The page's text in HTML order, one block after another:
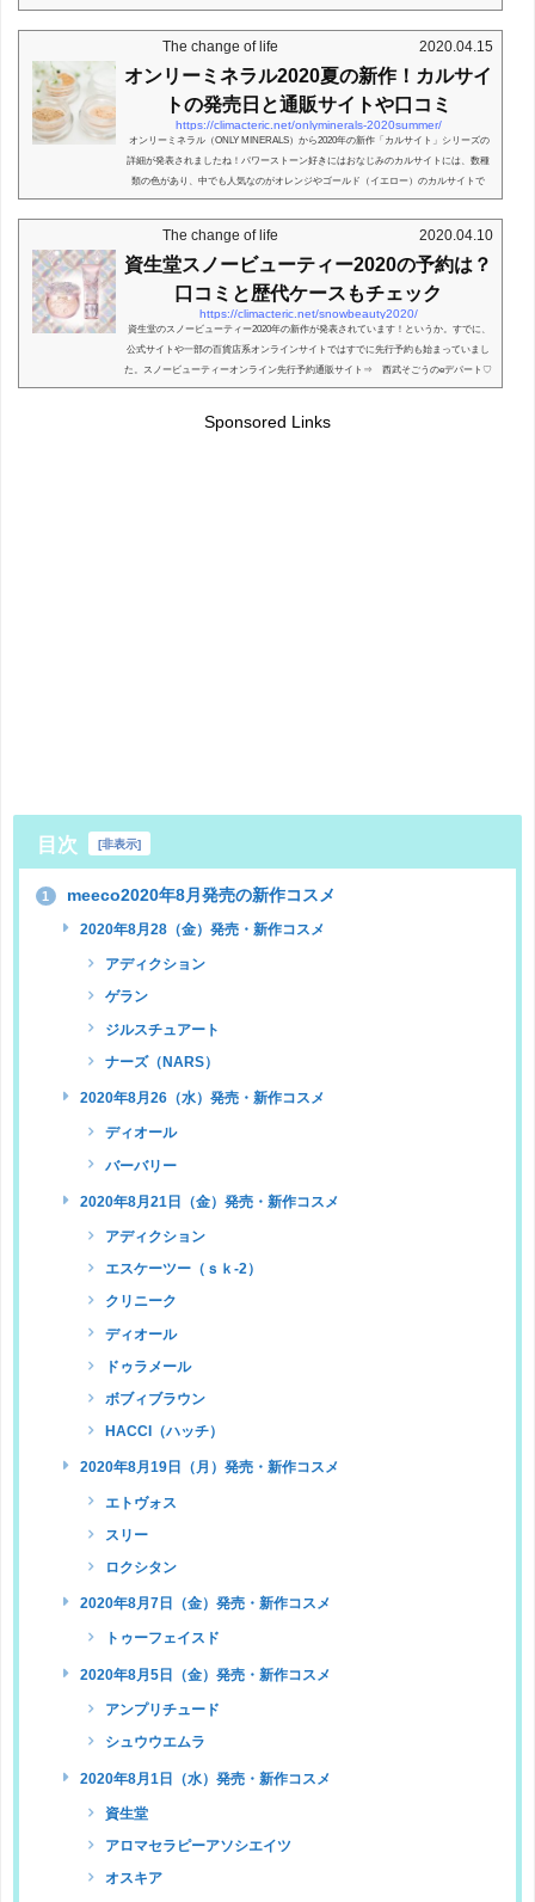
始まっていま...
The change of life 2020.04.15
オンリーミネラル2020夏の新作！カルサイ
トの発売日と通販サイトや口コミ
https://climacteric.net/onlyminerals-2020summer/
オンリーミネラル（ONLY MINERALS）から2020年の新作「カルサイト」シリーズの
詳細が発表されましたね！パワーストーン好きにはおなじみのカルサイトには、数種
類の色があり、中でも人気なのがオレンジやゴールド（イエロー）のカルサイトで
す。オレンジカルサ...
The change of life 2020.04.10
資生堂スノービューティー2020の予約は？
口コミと歴代ケースもチェック
https://climacteric.net/snowbeauty2020/
資生堂のスノービューティー2020年の新作が発表されています！というか。すでに、
公式サイトや一部の百貨店系オンラインサイトではすでに先行予約も始まっていまし
た。スノービューティーオンライン先行予約通販サイト⇒ 西武そごうのeデパート♡
資生堂スノービ...
Sponsored Links
目次 [非表示]
1 meeco2020年8月発売の新作コスメ
2020年8月28（金）発売・新作コスメ
アディクション
ゲラン
ジルスチュアート
ナーズ（NARS）
2020年8月26（水）発売・新作コスメ
ディオール
バーバリー
2020年8月21日（金）発売・新作コスメ
アディクション
エスケーツー（ｓｋ-2）
クリニーク
ディオール
ドゥラメール
ボブィブラウン
HACCI（ハッチ）
2020年8月19日（月）発売・新作コスメ
エトヴォス
スリー
ロクシタン
2020年8月7日（金）発売・新作コスメ
トゥーフェイスド
2020年8月5日（金）発売・新作コスメ
アンプリチュード
シュウウエムラ
2020年8月1日（水）発売・新作コスメ
資生堂
アロマセラピーアソシエイツ
オスキア